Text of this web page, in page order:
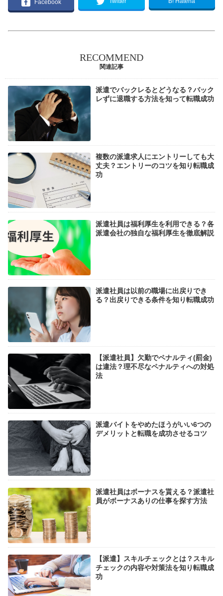
Facebook
RECOMMEND
関連記事
派遣でバックレるとどうなる？バック
レずに退職する方法を知って転職成功
複数の派遣求人にエントリーしても大
丈夫？エントリーのコツを知り転職成
功
派遣社員は福利厚生を利用できる？各
派遣会社の独自な福利厚生を徹底解説
派遣社員は以前の職場に出戻りでき
る？出戻りできる条件を知り転職成功
【派遣社員】欠勤でペナルティ(罰金)
は違法？理不尽なペナルティへの対処
法
派遣バイトをやめたほうがいい6つの
デメリットと転職を成功させるコツ
派遣社員はボーナスを貰える？派遣社
員がボーナスありの仕事を探す方法
【派遣】スキルチェックとは？スキル
チェックの内容や対策法を知り転職成
功